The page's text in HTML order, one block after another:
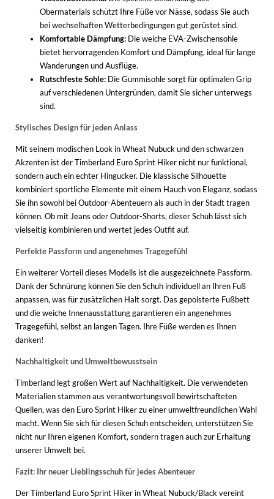
Obermaterials schützt Ihre Füße vor Nässe, sodass Sie auch
bei wechselhaften Wetterbedingungen gut gerüstet sind.
Komfortable Dämpfung: Die weiche EVA-Zwischensohle
bietet hervorragenden Komfort und Dämpfung, ideal für lange
Wanderungen und Ausflüge.
Rutschfeste Sohle: Die Gummisohle sorgt für optimalen Grip
auf verschiedenen Untergründen, damit Sie sicher unterwegs
sind.
Stylisches Design für jeden Anlass
Mit seinem modischen Look in Wheat Nubuck und den schwarzen
Akzenten ist der Timberland Euro Sprint Hiker nicht nur funktional,
sondern auch ein echter Hingucker. Die klassische Silhouette
kombiniert sportliche Elemente mit einem Hauch von Eleganz, sodass
Sie ihn sowohl bei Outdoor-Abenteuern als auch in der Stadt tragen
können. Ob mit Jeans oder Outdoor-Shorts, dieser Schuh lässt sich
vielseitig kombinieren und wertet jedes Outfit auf.
Perfekte Passform und angenehmes Tragegefühl
Ein weiterer Vorteil dieses Modells ist die ausgezeichnete Passform.
Dank der Schnürung können Sie den Schuh individuell an Ihren Fuß
anpassen, was für zusätzlichen Halt sorgt. Das gepolsterte Fußbett
und die weiche Innenausstattung garantieren ein angenehmes
Tragegefühl, selbst an langen Tagen. Ihre Füße werden es Ihnen
danken!
Nachhaltigkeit und Umweltbewusstsein
Timberland legt großen Wert auf Nachhaltigkeit. Die verwendeten
Materialien stammen aus verantwortungsvoll bewirtschafteten
Quellen, was den Euro Sprint Hiker zu einer umweltfreundlichen Wahl
macht. Wenn Sie sich für diesen Schuh entscheiden, unterstützen Sie
nicht nur Ihren eigenen Komfort, sondern tragen auch zur Erhaltung
unserer Umwelt bei.
Fazit: Ihr neuer Lieblingsschuh für jedes Abenteuer
Der Timberland Euro Sprint Hiker in Wheat Nubuck/Black vereint